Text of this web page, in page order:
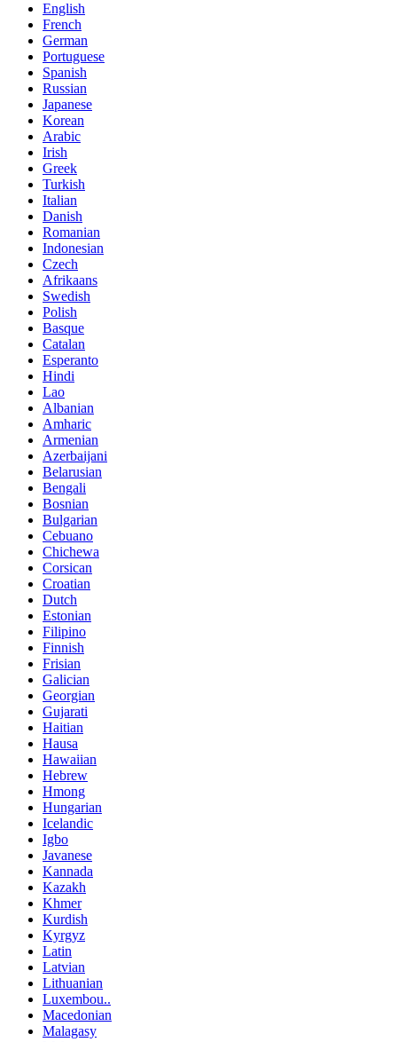
English
French
German
Portuguese
Spanish
Russian
Japanese
Korean
Arabic
Irish
Greek
Turkish
Italian
Danish
Romanian
Indonesian
Czech
Afrikaans
Swedish
Polish
Basque
Catalan
Esperanto
Hindi
Lao
Albanian
Amharic
Armenian
Azerbaijani
Belarusian
Bengali
Bosnian
Bulgarian
Cebuano
Chichewa
Corsican
Croatian
Dutch
Estonian
Filipino
Finnish
Frisian
Galician
Georgian
Gujarati
Haitian
Hausa
Hawaiian
Hebrew
Hmong
Hungarian
Icelandic
Igbo
Javanese
Kannada
Kazakh
Khmer
Kurdish
Kyrgyz
Latin
Latvian
Lithuanian
Luxembou..
Macedonian
Malagasy